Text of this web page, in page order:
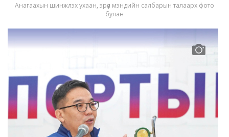
Анагаахын шинжлэх ухаан, эрүүл мэндийн салбарын талаарх фото
булан